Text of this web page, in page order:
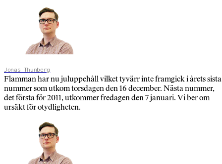
Jonas Thunberg
Flamman har nu juluppehåll vilket tyvärr inte framgick i årets sista
nummer som utkom torsdagen den 16 december. Nästa nummer,
det första för 2011, utkommer fredagen den 7 januari. Vi ber om
ursäkt för otydligheten.